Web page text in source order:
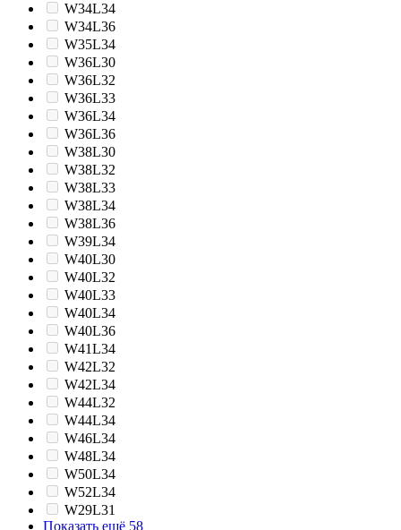
W34L34
W34L36
W35L34
W36L30
W36L32
W36L33
W36L34
W36L36
W38L30
W38L32
W38L33
W38L34
W38L36
W39L34
W40L30
W40L32
W40L33
W40L34
W40L36
W41L34
W42L32
W42L34
W44L32
W44L34
W46L34
W48L34
W50L34
W52L34
W29L31
Показать ещё 58